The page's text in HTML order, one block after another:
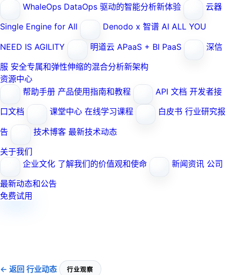
WhaleOps DataOps 驱动的智能分析新体验
云器
Single Engine for All
Denodo x 智谱 AI ALL YOU
NEED IS AGILITY
明道云 APaaS + BI PaaS
深信
服 安全专属和弹性伸缩的混合分析新架构
资源中心
帮助手册 产品使用指南和教程 API 文档 开发者接
口文档
课堂中心 在线学习课程 白皮书 行业研究报
告
技术博客 最新技术动态
关于我们
企业文化 了解我们的价值观和使命 新闻资讯 公司
最新动态和公告
免费试用
← 返回 行业动态 行业观察